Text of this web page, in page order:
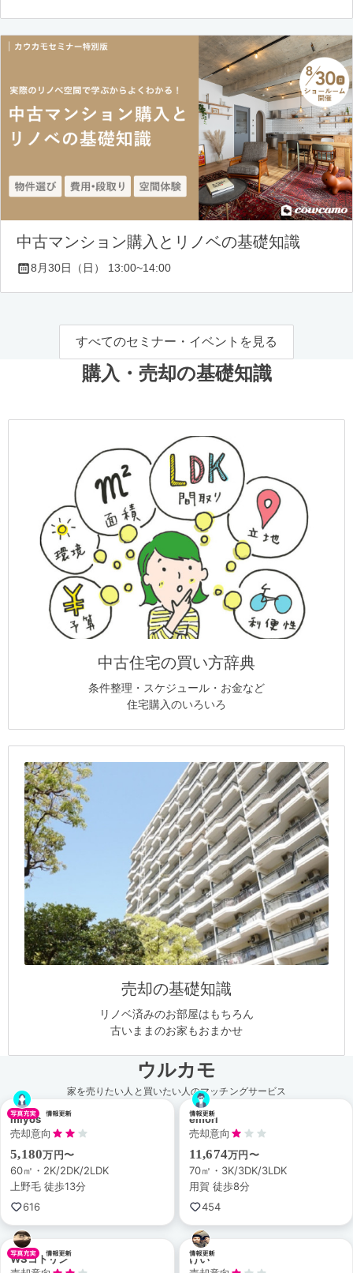
中古マンション購入とリノベの基礎知識
8月30日（日） 13:00~14:00
すべてのセミナー・イベントを見る
購入・売却の基礎知識
中古住宅の買い方辞典
条件整理・スケジュール・お金など
住宅購入のいろいろ
売却の基礎知識
リノベ済みのお部屋はもちろん
古いままのお家もおまかせ
ウルカモ
家を売りたい人と買いたい人のマッチングサービス
miyos
売却意向
5,180万円〜
60㎡・2K/2DK/2LDK
上野毛 徒歩13分
616
emori
売却意向
11,674万円〜
70㎡・3K/3DK/3LDK
用賀 徒歩8分
454
WSコトリン
けい